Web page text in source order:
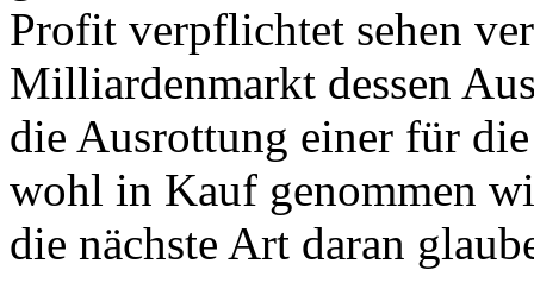
Profit verpflichtet sehen
Milliardenmarkt dessen
die Ausrottung einer für
wohl in Kauf genommen
die nächste Art daran